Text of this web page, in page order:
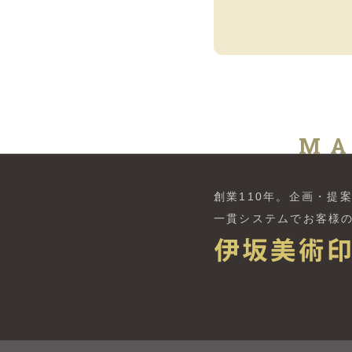
創業110年。 企画・提
一貫システムでお客様